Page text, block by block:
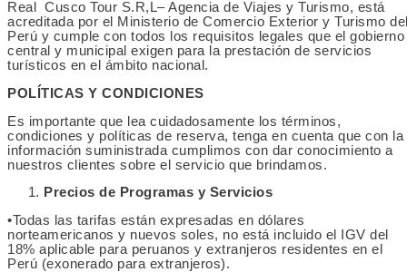
Real
Cusco Tour S.R,L– Agencia de Viajes y Turismo, está
acreditada por el Ministerio de Comercio Exterior y Turismo
Perú y cumple con todos los requisitos legales que el gobierno
central y municipal exigen para la prestación de servicios
turísticos en el ámbito nacional.
POLÍTICAS Y CONDICIONES
Es importante que lea cuidadosamente los términos,
condiciones y políticas de reserva, tenga en cuenta que con la
información suministrada cumplimos con dar conocimiento a
nuestros clientes sobre el servicio que brindamos.
Precios de Programas y Servicios
•Todas las tarifas están expresadas en dólares
norteamericanos y nuevos soles, no está incluido el IGV del
18% aplicable para peruanos y extranjeros residentes en el
Perú (exonerado para extranjeros).